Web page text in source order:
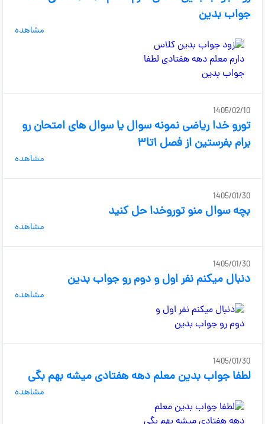
جواب بدین
مشاهده
1405/02/10
تورو خدا ریاضی نمونه سوال یا سوال های امتحان رو
برام بفرستین از فصل ۱تا۳
مشاهده
1405/01/30
بچه سوال منو توروخدا حل کنید
مشاهده
1405/01/30
دنبال میکنم نفر اول و دوم رو جواب بدین
مشاهده
1405/01/30
لطفا جواب بدین معلم دهه هفتادی میشه بهم بگی
مشاهده